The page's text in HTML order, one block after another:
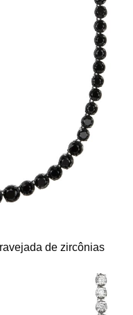
de zircônias